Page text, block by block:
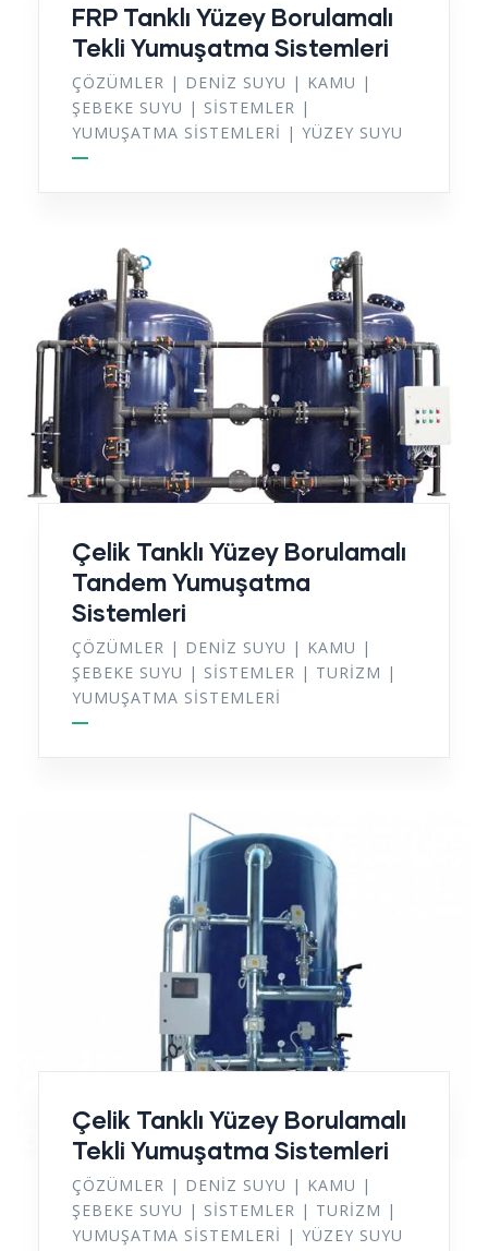
FRP Tanklı Yüzey Borulamalı
Tekli Yumuşatma Sistemleri
ÇÖZÜMLER | DENIZ SUYU | KAMU |
ŞEBEKE SUYU | SISTEMLER |
YUMUŞATMA SISTEMLERI | YÜZEY SUYU
Çelik Tanklı Yüzey Borulamalı
Tandem Yumuşatma
Sistemleri
ÇÖZÜMLER | DENIZ SUYU | KAMU |
ŞEBEKE SUYU | SISTEMLER | TURIZM |
YUMUŞATMA SISTEMLERI
Çelik Tanklı Yüzey Borulamalı
Tekli Yumuşatma Sistemleri
ÇÖZÜMLER | DENIZ SUYU | KAMU |
ŞEBEKE SUYU | SISTEMLER | TURIZM |
YUMUŞATMA SISTEMLERI | YÜZEY SUYU